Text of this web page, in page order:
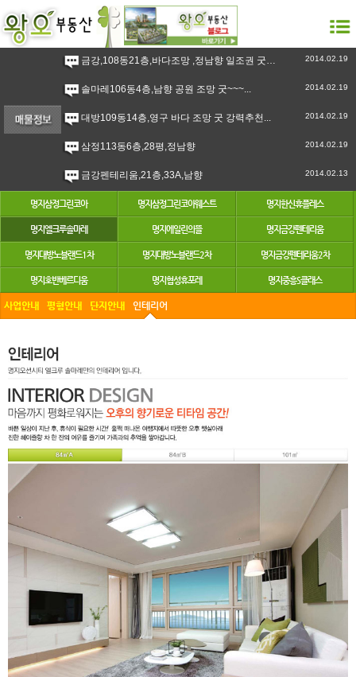
금강,108동21층,바다조망 ,정남향 일조권 굿 강력추천``~... 2014.02.19
솔마레106동4층,남향 공원 조망 굿~~~... 2014.02.19
대방109동14층,영구 바다 조망 굿 강력추천... 2014.02.19
삼정113동6층,28평,정남향 2014.02.19
금강펜테리움,21층,33A,남향 2014.02.13
명지삼정그린코아 명지삼정그린코아웨스트 명지한신휴플레스
명지엘크루솔마레 명지에일린의뜰 명지금강펜테리움
명지대방노블랜드1차 명지대방노블랜드2차 명지금강펜테리움2차
명지호반베르디움 명지협성휴포레 명지중흥S클래스
사업안내 평형안내 단지안내 인테리어